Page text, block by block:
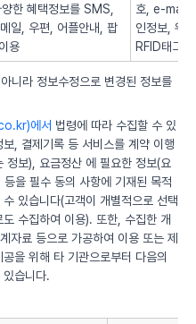
한 혜택정보를 SMS,
일, 우편, 어플안내, 팝
용
호, e-mail,
인정보, 위
RFID태그
니라 정보수정으로 변경된 정보를
에서 법령에 따라 수집할 수 있
, 결제기록 등 서비스를 계약 이행
정보), 요금정산 에 필요한 정보(요
을 필수 동의 사항에 기재된 목적
있습니다(고객이 개별적으로 선택
수집하여 이용). 또한, 수집한 개
자료 등으로 가공하여 이용 또는 제
을 위해 타 기관으로부터 다음의
습니다.